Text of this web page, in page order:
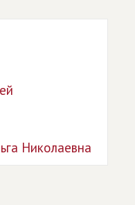
Николаевна